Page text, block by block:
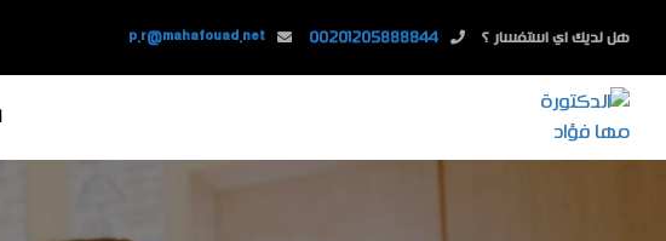
هل لديك اي استفسار ؟ 00201205888844
p.r@mahafouad.net